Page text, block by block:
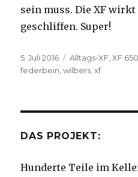
sein muss. Die XF
geschliffen. Super!
Veröffentlicht
am
5. Juli 2016 Kategorien
Alltags-XF ,XF 650
federbein ,wilbers ,xf
DAS PROJEKT:
Hunderte Teile im